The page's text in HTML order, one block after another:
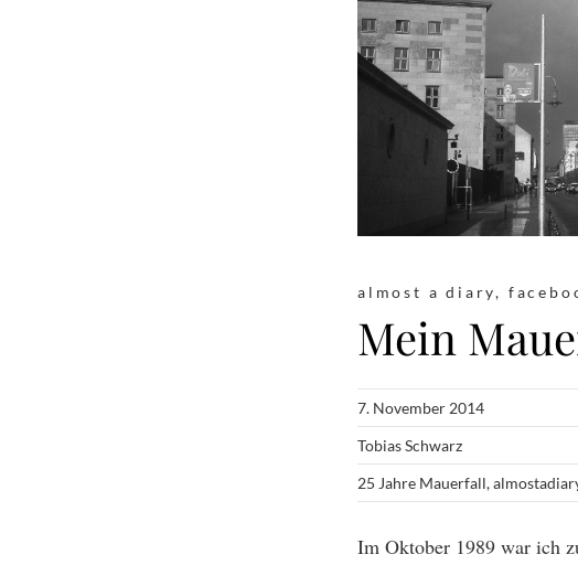
almost a diary,
Mein
7. November 2014
Tobias Schwarz
25 Jahre Mauerfall,
Im Oktober 1989 war ich